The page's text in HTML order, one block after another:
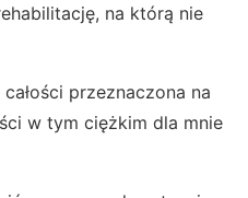
na którą nie
przeznaczona na
w tym ciężkim dla mnie